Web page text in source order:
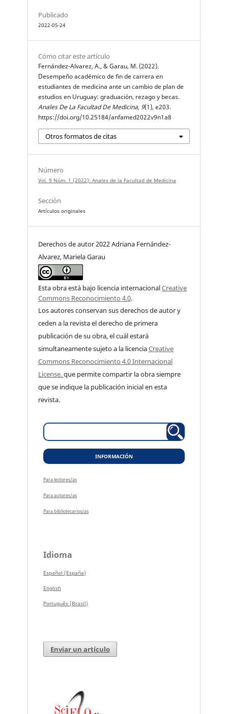
Publicado
2022-05-24
Cómo citar este artículo
Fernández-Alvarez, A., & Garau, M. (2022).
Desempeño académico de fin de carrera en
estudiantes de medicina ante un cambio de plan de
estudios en Uruguay: graduación, rezago y becas.
Anales De La Facultad De Medicina, 9(1), e203.
https://doi.org/10.25184/anfamed2022v9n1a8
Otros formatos de citas
Número
Vol. 9 Núm. 1 (2022): Anales de la Facultad de Medicina
Sección
Artículos originales
Derechos de autor 2022 Adriana Fernández-
Alvarez, Mariela Garau
Esta obra está bajo licencia internacionalCreative
Commons Reconocimiento 4.0.
Los autores conservan sus derechos de autor y
ceden a la revista el derecho de primera
publicación de su obra, el cuál estará
simultaneamente sujeto a la licenciaCreative
Commons Reconocimiento 4.0 Internacional
License.que permite compartir la obra siempre
que se indique la publicación inicial en esta
revista.
INFORMACIÓN
Para lectores/as
Para autores/as
Para bibliotecarios/as
Idioma
Español (España)
English
Português (Brasil)
Enviar un artículo